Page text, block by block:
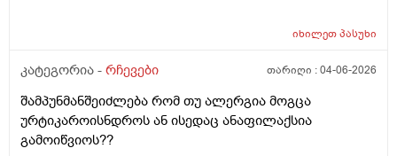
წვალებაშო..სულ ბავშობიდან დღემდე ალისა საპონს
2036წელს.ვეღარ ბხმღობ.მცპლპდნეყალოც კი ესეთ
დამატენოანებელო ვერ მშველოს.პოროს დაბანოს
მერე 4ჯერ ვისმევ პატარა პატარა შიალედებში
ბიბჩენის დამცავ გვირილოს კრემს პანთენოლოთ რომ
იხილეთპასუხი
კატეგორია - რჩევები თარიღი :04-06-2026
შამპუნმანშეიძლება რომ თუ ალერგია მოგცა
ურტიკაროისნდროს ან ისედაც ანაფილაქსია
გამოიწვიოს??